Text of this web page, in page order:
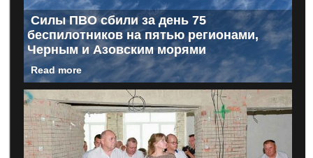
Силы ПВО сбили за день 75
беспилотников на пятью регионами,
Черным и Азовским морями
Read more